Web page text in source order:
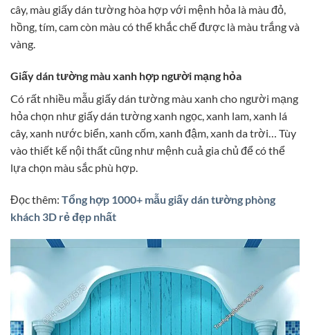
cây, màu giấy dán tường hòa hợp với mệnh hỏa là màu đỏ,
hồng, tím, cam còn màu có thể khắc chế được là màu trắng và
vàng.
Giấy dán tường màu xanh hợp người mạng hỏa
Có rất nhiều mẫu giấy dán tường màu xanh cho người mạng
hỏa chọn như giấy dán tường xanh ngọc, xanh lam, xanh lá
cây, xanh nước biển, xanh cốm, xanh đậm, xanh da trời… Tùy
vào thiết kế nội thất cũng như mệnh cuả gia chủ để có thể
lựa chọn màu sắc phù hợp.
Đọc thêm: Tổng hợp 1000+ mẫu giấy dán tường phòng
khách 3D rẻ đẹp nhất